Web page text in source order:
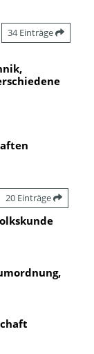
34 Einträge
20 Einträge